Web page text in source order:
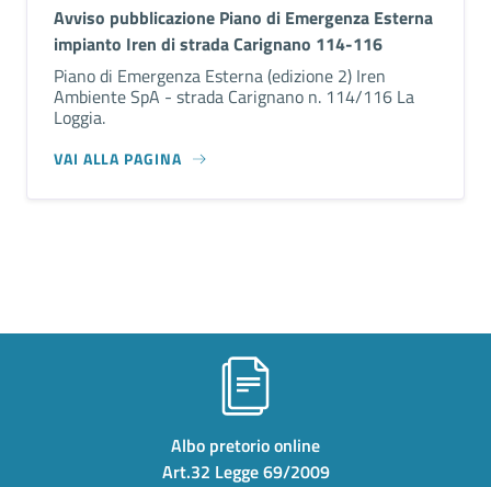
Avviso pubblicazione Piano di Emergenza Esterna
impianto Iren di strada Carignano 114-116
Piano di Emergenza Esterna (edizione 2) Iren
Ambiente SpA - strada Carignano n. 114/116 La
Loggia.
VAI ALLA PAGINA
Albo pretorio online
Art.32 Legge 69/2009